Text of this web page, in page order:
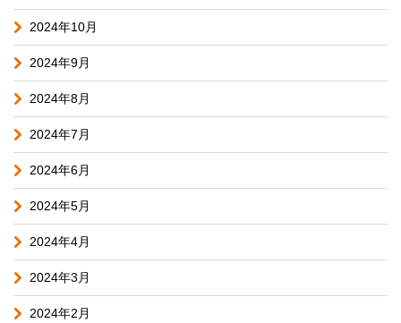
2024年10月
2024年9月
2024年8月
2024年7月
2024年6月
2024年5月
2024年4月
2024年3月
2024年2月